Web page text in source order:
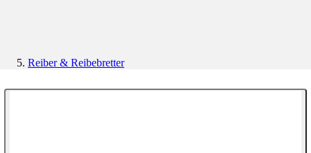
Reiber & Reibebretter